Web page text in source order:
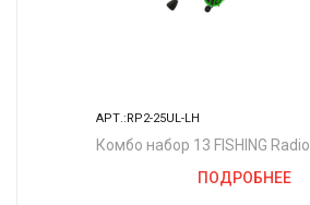
АРТ.:RP2-25UL-LH
Комбо набор 13 FISHING
Line Window + Tickle St
ПОДРОБНЕЕ